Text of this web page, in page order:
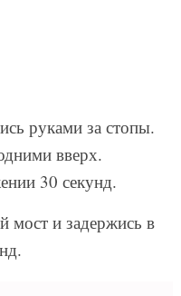
руками за стопы.
вверх.
30 секунд.
мост и задержись в